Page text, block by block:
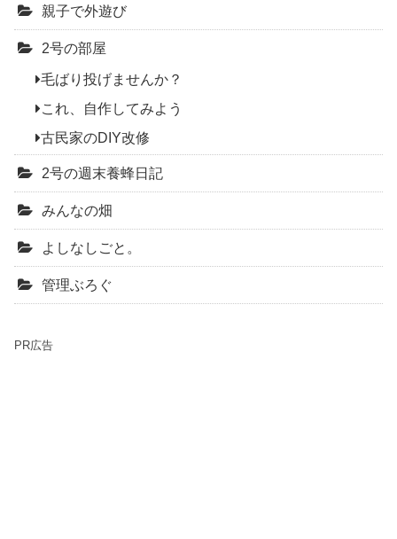
親子で外遊び
2号の部屋
毛ばり投げませんか？
これ、自作してみよう
古民家のDIY改修
2号の週末養蜂日記
みんなの畑
よしなしごと。
管理ぶろぐ
PR広告